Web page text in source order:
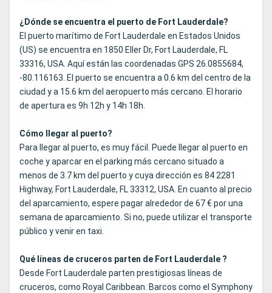
¿Dónde se encuentra el puerto de Fort Lauderdale?
El puerto marítimo de Fort Lauderdale en Estados Unidos
(US) se encuentra en 1850 Eller Dr, Fort Lauderdale, FL
33316, USA. Aquí están las coordenadas GPS 26.0855684,
-80.116163. El puerto se encuentra a 0.6 km del centro de la
ciudad y a 15.6 km del aeropuerto más cercano. El horario
de apertura es 9h 12h y 14h 18h.
Cómo llegar al puerto?
Para llegar al puerto, es muy fácil. Puede llegar al puerto en
coche y aparcar en el parking más cercano situado a
menos de 3.7 km del puerto y cuya dirección es 84 2281
Highway, Fort Lauderdale, FL 33312, USA. En cuanto al precio
del aparcamiento, espere pagar alrededor de 67 € por una
semana de aparcamiento. Si no, puede utilizar el transporte
público y venir en taxi.
Qué líneas de cruceros parten de Fort Lauderdale ?
Desde Fort Lauderdale parten prestigiosas líneas de
cruceros, como Royal Caribbean. Barcos como el Symphony